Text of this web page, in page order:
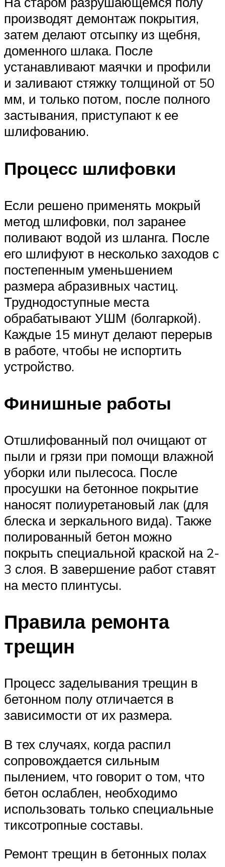
производят демонтаж покрытия,
затем делают отсыпку из щебня,
доменного шлака. После
устанавливают маячки и профили
и заливают стяжку толщиной от 50
мм, и только потом, после полного
застывания, приступают к ее
шлифованию.
Процесс шлифовки
Если решено применять мокрый
метод шлифовки, пол заранее
поливают водой из шланга. После
его шлифуют в несколько заходов с
постепенным уменьшением
размера абразивных частиц.
Труднодоступные места
обрабатывают УШМ (болгаркой).
Каждые 15 минут делают перерыв
в работе, чтобы не испортить
устройство.
Финишные работы
Отшлифованный пол очищают от
пыли и грязи при помощи влажной
уборки или пылесоса. После
просушки на бетонное покрытие
наносят полиуретановый лак (для
блеска и зеркального вида). Также
полированный бетон можно
покрыть специальной краской на 2-
3 слоя. В завершение работ ставят
на место плинтусы.
Правила ремонта
трещин
Процесс заделывания трещин в
бетонном полу отличается в
зависимости от их размера.
В тех случаях, когда распил
сопровождается сильным
пылением, что говорит о том, что
бетон ослаблен, необходимо
использовать только специальные
тиксотропные составы.
Ремонт трещин в бетонных полах